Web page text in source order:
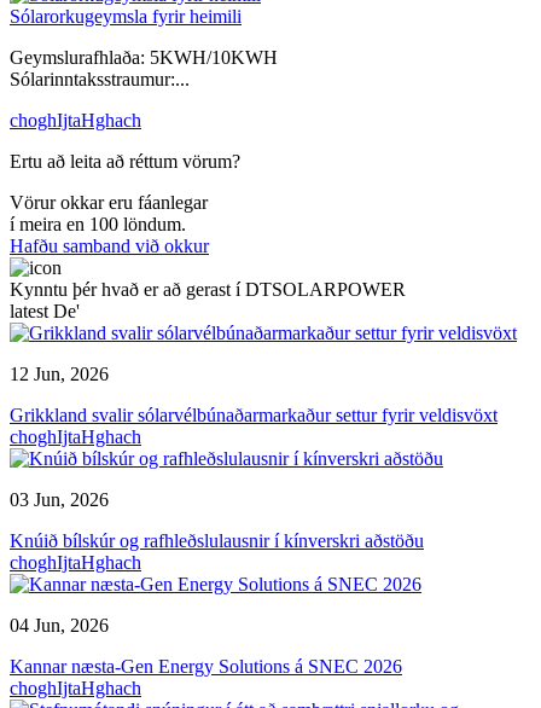
Sólarorkugeymsla fyrir heimili
Geymslurafhlaða: 5KWH/10KWH
Sólarinntaksstraumur:...
choghIjtaHghach
Ertu að leita að réttum vörum?
Vörur okkar eru fáanlegar
í meira en 100 löndum.
Hafðu samband við okkur
Kynntu þér hvað er að gerast í DTSOLARPOWER
latest De'
12 Jun, 2026
Grikkland svalir sólarvélbúnaðarmarkaður settur fyrir veldisvöxt
choghIjtaHghach
03 Jun, 2026
Knúið bílskúr og rafhleðslulausnir í kínverskri aðstöðu
choghIjtaHghach
04 Jun, 2026
Kannar næsta-Gen Energy Solutions á SNEC 2026
choghIjtaHghach